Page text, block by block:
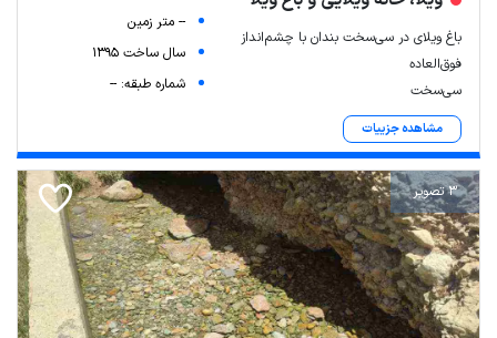
باغ ویلای در سی‌سخت بندان با چشم‌انداز
فوق‌العاده
سی‌سخت
مشاهده جزییات
-- متر زمین
سال ساخت 1395
شماره طبقه: --
3 تصویر